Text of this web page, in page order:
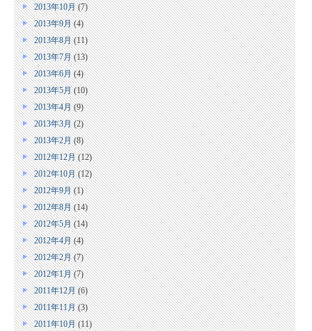
2013年10月(7)
2013年9月(4)
2013年8月(11)
2013年7月(13)
2013年6月(4)
2013年5月(10)
2013年4月(9)
2013年3月(2)
2013年2月(8)
2012年12月(12)
2012年10月(12)
2012年9月(1)
2012年8月(14)
2012年5月(14)
2012年4月(4)
2012年2月(7)
2012年1月(7)
2011年12月(6)
2011年11月(3)
2011年10月(11)